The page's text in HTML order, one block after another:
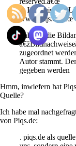
3. Hinweis und
www.piqs.deâ€œ
Falls ihr die
zugeordnet
Autor stammt.
gegeben werden
Hmm, inwiefern hat
Quelle?
Ich habe mal
von Piqs.de:
. piqs.de als